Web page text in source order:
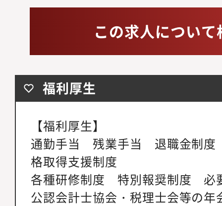
この求人につい
福利厚生
【福利厚生】
通勤手当 残業手当 退職金制度
格取得支援制度
各種研修制度 特別報奨制度
公認会計士協会・税理士会等の年